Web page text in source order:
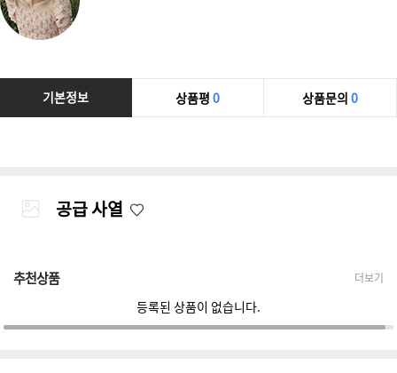
기본정보 상품평 0 상품문의 0
공급 사열
추천상품 더보기
등록된 상품이 없습니다.